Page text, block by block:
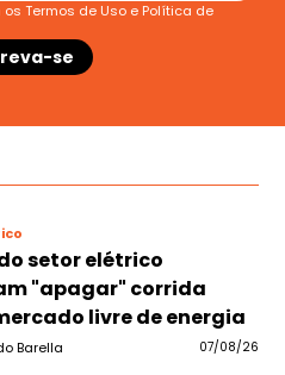
os Termos de Uso e Política de
setor elétrico
"apagar" corrida
livre de energia
Barella 07/08/26